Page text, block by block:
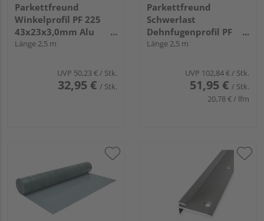
Parkettfreund
Winkelprofil PF 225
43x23x3,0mm Alu
sand eloxiert
Länge 2,5 m
UVP 50,23 €/ Stk.
32,95 € / Stk.
Parkettfreund
Schwerlast
Dehnfugenprofil PF
302 S Alu eloxiert
Länge 2,5 m
UVP 102,84 €/ Stk.
51,95 € / Stk.
20,78 € / lfm